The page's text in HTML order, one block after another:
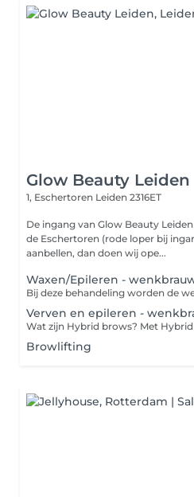
Glow Beauty Leiden
1, Eschertoren Leiden 2316ET
De ingang van Glow Beauty
de Eschertoren (rode loper bij
aanbellen, dan doen wij ope...
Waxen/Epileren -
Verven en epileren -
Browlifting